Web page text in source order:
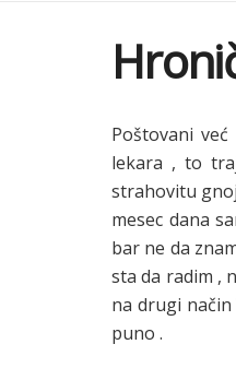
Poštovani
lekara , to
strahovitu
mesec dana
bar ne da
sta da radim ,
na drugi
puno .